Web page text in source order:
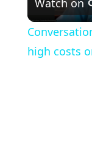
Watch on
high costs